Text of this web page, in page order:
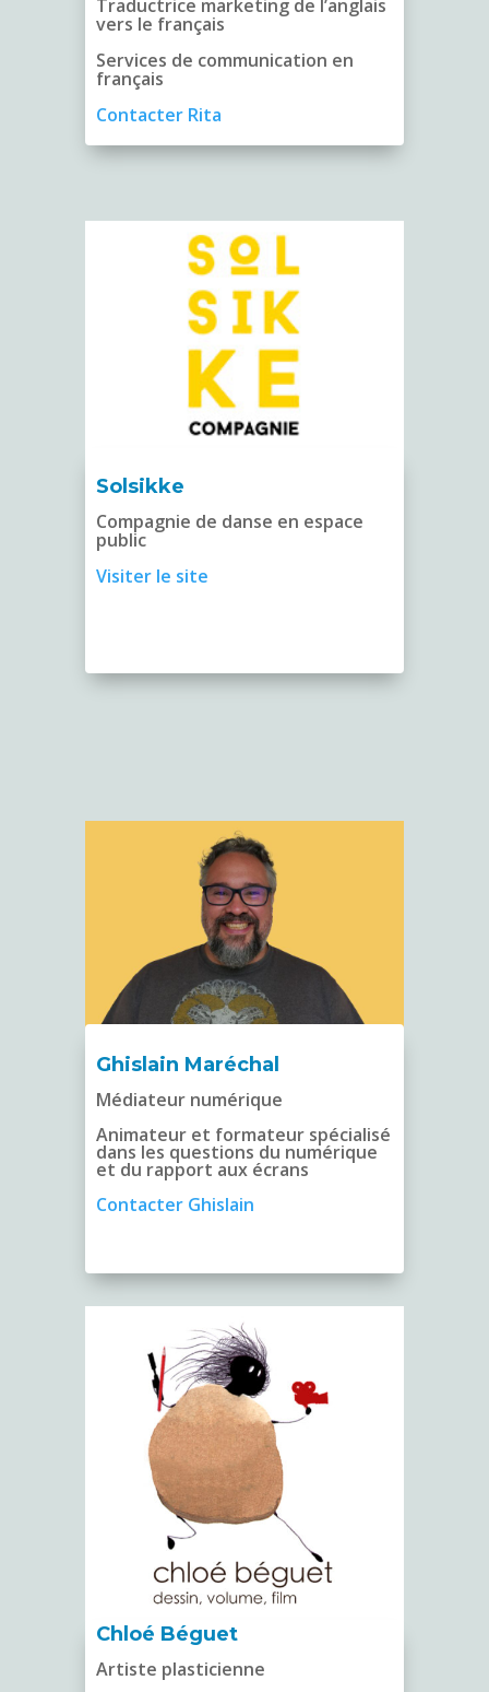
Traductrice marketing de l’anglais
vers le français
Services de communication en
français
Contacter Rita
Solsikke
Compagnie de danse en espace
public
Visiter le site
Ghislain Maréchal
Médiateur numérique
Animateur et formateur spécialisé
dans les questions du numérique
et du rapport aux écrans
Contacter Ghislain
Chloé Béguet
Artiste plasticienne